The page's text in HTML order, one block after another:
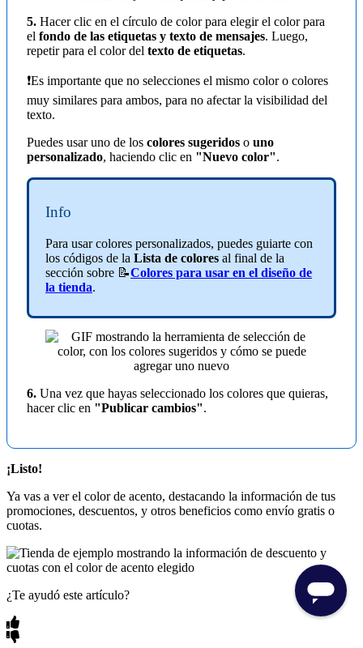
5. Hacer clic en el círculo de color para elegir el color para
el fondo de las etiquetas y texto de mensajes. Luego,
repetir para el color del texto de etiquetas.
❗Es importante que no selecciones el mismo color o colores
muy similares para ambos, para no afectar la visibilidad del
texto.
Puedes usar uno de los colores sugeridos o uno
personalizado, haciendo clic en "Nuevo color".
Info
Para usar colores personalizados, puedes guiarte con
los códigos de la Lista de colores al final de la
sección sobre 📝Colores para usar en el diseño de
la tienda.
6. Una vez que hayas seleccionado los colores que quieras,
hacer clic en "Publicar cambios".
¡Listo!
Ya vas a ver el color de acento, destacando la información de tus
promociones, descuentos, y otros beneficios como envío gratis o
cuotas.
¿Te ayudó este artículo?